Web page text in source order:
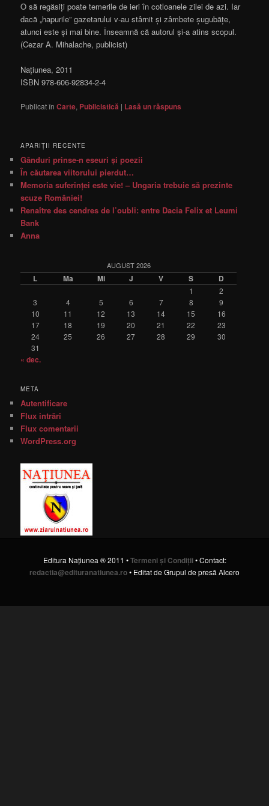
O să regăsiți poate temerile de ieri în cotloanele zilei de azi. Iar
dacă „hapurile” gazetarului v-au stârnit și zâmbete șugubățe,
atunci este și mai bine. Înseamnă că autorul și-a atins scopul.
(Cezar A. Mihalache, publicist)
Națiunea, 2011
ISBN 978-606-92834-2-4
Publicat în Carte, Publicistică | Lasă un răspuns
APARIŢII RECENTE
Gânduri prinse-n eseuri şi poezii
În căutarea viitorului pierdut…
Memoria suferinţei este vie! – Ungaria trebuie să prezinte
scuze României!
Renaître des cendres de l’oubli: entre Dacia Felix et Leumi
Bank
Anna
AUGUST 2026
L Ma Mi J V S D
1
2
3
4 5 6 7 8
9
10
11 12 13 14 15
16
17
18 19 20 21 22
23
24
25 26 27 28 29
30
31
« dec.
META
Autentificare
Flux intrări
Flux comentarii
WordPress.org
Editura Naţiunea ® 2011 •Termeni şi Condiţii• Contact:
redactia@edituranatiunea.ro• Editat de Grupul de presă Alcero